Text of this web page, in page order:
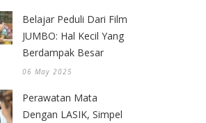
Belajar Peduli Dari Film
JUMBO: Hal Kecil Yang
Berdampak Besar
06 May 2025
Perawatan Mata
Dengan LASIK, Simpel